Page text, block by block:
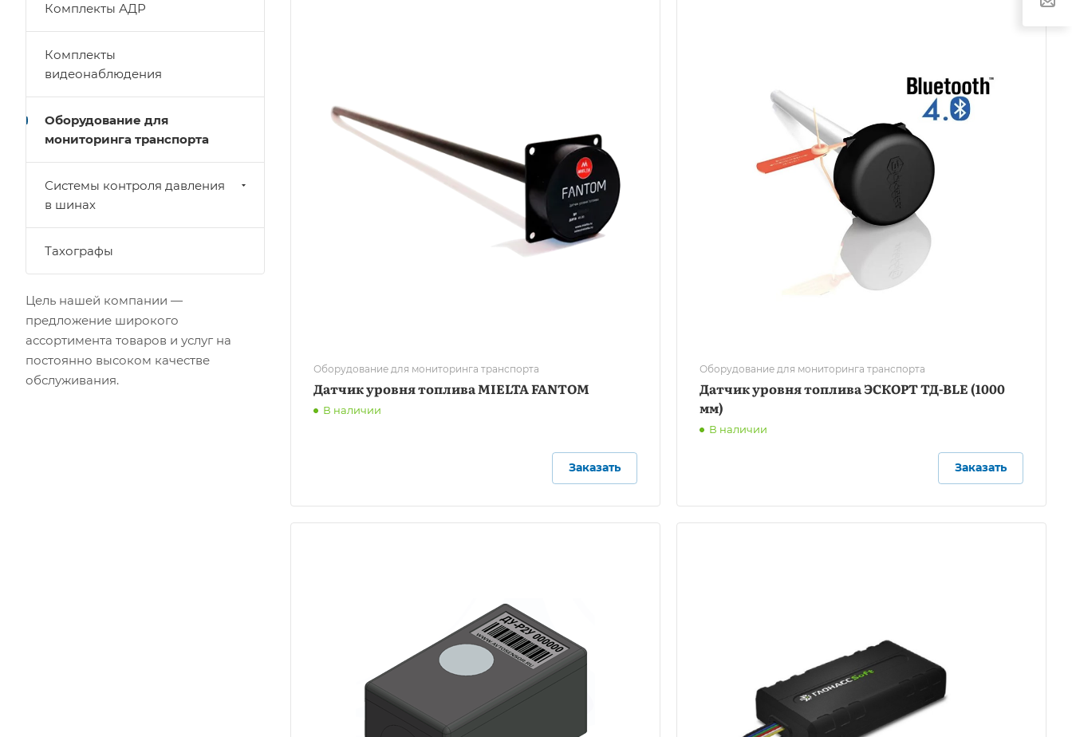
Оборудование для мониторинга транспорта
Датчик уровня топлива MIELTA FANTOM
В наличии
Заказать
Оборудование для мониторинга транспорта
Датчик уровня топлива ЭСКОРТ ТД-BLE (1000
мм)
В наличии
Заказать
Комплекты АДР
Комплекты
видеонаблюдения
Оборудование для
мониторинга транспорта
Системы контроля давления
в шинах
Тахографы
Цель нашей компании —
предложение широкого
ассортимента товаров и услуг на
постоянно высоком качестве
обслуживания.